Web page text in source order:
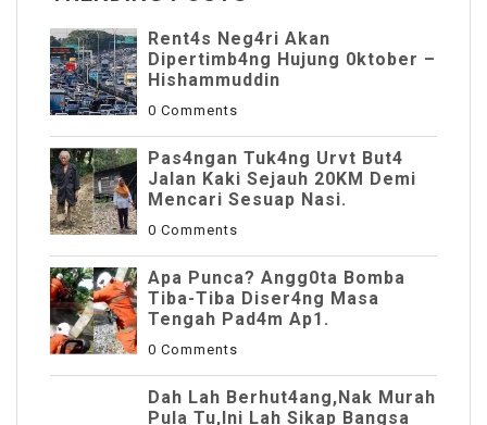
Rent4s Neg4ri Akan
Dipertimb4ng Hujung 0ktober –
Hishammuddin
0 Comments
Pas4ngan Tuk4ng Urvt But4
JaIan Kaki Sejauh 20KM Demi
Mencari Sesuap Nasi.
0 Comments
Apa Punca? Angg0ta Bomba
Tiba-Tiba Diser4ng Masa
Tengah Pad4m Ap1.
0 Comments
Dah Lah Berhut4ang,Nak Murah
Pula Tu,Ini Lah Sikap Bangsa